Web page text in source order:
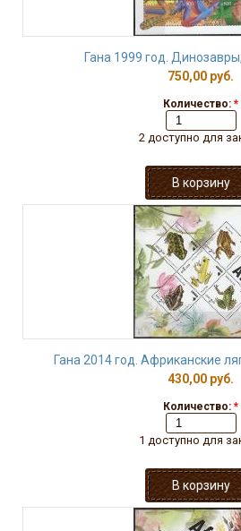
Гана 1999 год.
750,00 руб.
Количество: *
2 доступно для
Гана 2014 год. Африканские
430,00 руб.
Количество: *
1 доступно для